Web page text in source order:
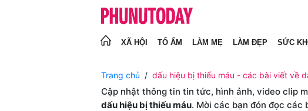
XÃ HỘI TỔ ẤM LÀM MẸ LÀM ĐẸP SỨC
Trang chủ dấu hiệu bị thiếu máu - các bài viết về
Cập nhật thông tin tin tức, hình ảnh, video clip
dấu hiệu bị thiếu máu. Mời các bạn đón đọc các